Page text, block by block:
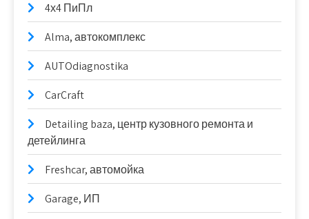
4х4 ПиПл
Alma, автокомплекс
AUTOdiagnostika
CarCraft
Detailing baza, центр кузовного ремонта и
детейлинга
Freshcar, автомойка
Garage, ИП